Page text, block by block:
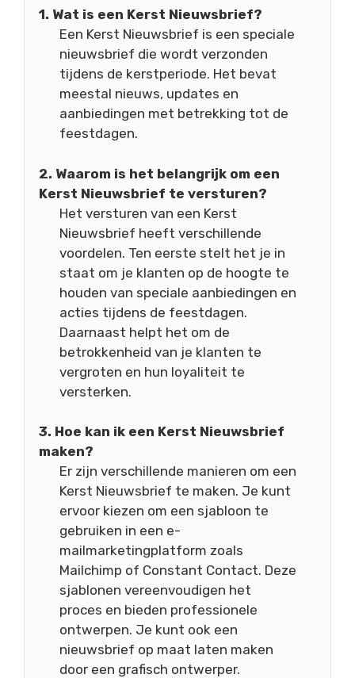
1. Wat is een Kerst Nieuwsbrief?
Een Kerst Nieuwsbrief is een speciale
nieuwsbrief die wordt verzonden
tijdens de kerstperiode. Het bevat
meestal nieuws, updates en
aanbiedingen met betrekking tot de
feestdagen.
2. Waarom is het belangrijk om een
Kerst Nieuwsbrief te versturen?
Het versturen van een Kerst
Nieuwsbrief heeft verschillende
voordelen. Ten eerste stelt het je in
staat om je klanten op de hoogte te
houden van speciale aanbiedingen en
acties tijdens de feestdagen.
Daarnaast helpt het om de
betrokkenheid van je klanten te
vergroten en hun loyaliteit te
versterken.
3. Hoe kan ik een Kerst Nieuwsbrief
maken?
Er zijn verschillende manieren om een
Kerst Nieuwsbrief te maken. Je kunt
ervoor kiezen om een sjabloon te
gebruiken in een e-
mailmarketingplatform zoals
Mailchimp of Constant Contact. Deze
sjablonen vereenvoudigen het
proces en bieden professionele
ontwerpen. Je kunt ook een
nieuwsbrief op maat laten maken
door een grafisch ontwerper.